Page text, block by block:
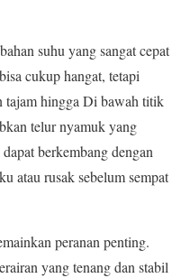
suhu yang sangat cepat
cukup hangat, tetapi
tajam hingga Di bawah titik
telur nyamuk yang
berkembang dengan
atau rusak sebelum sempat
peranan penting.
yang tenang dan stabil